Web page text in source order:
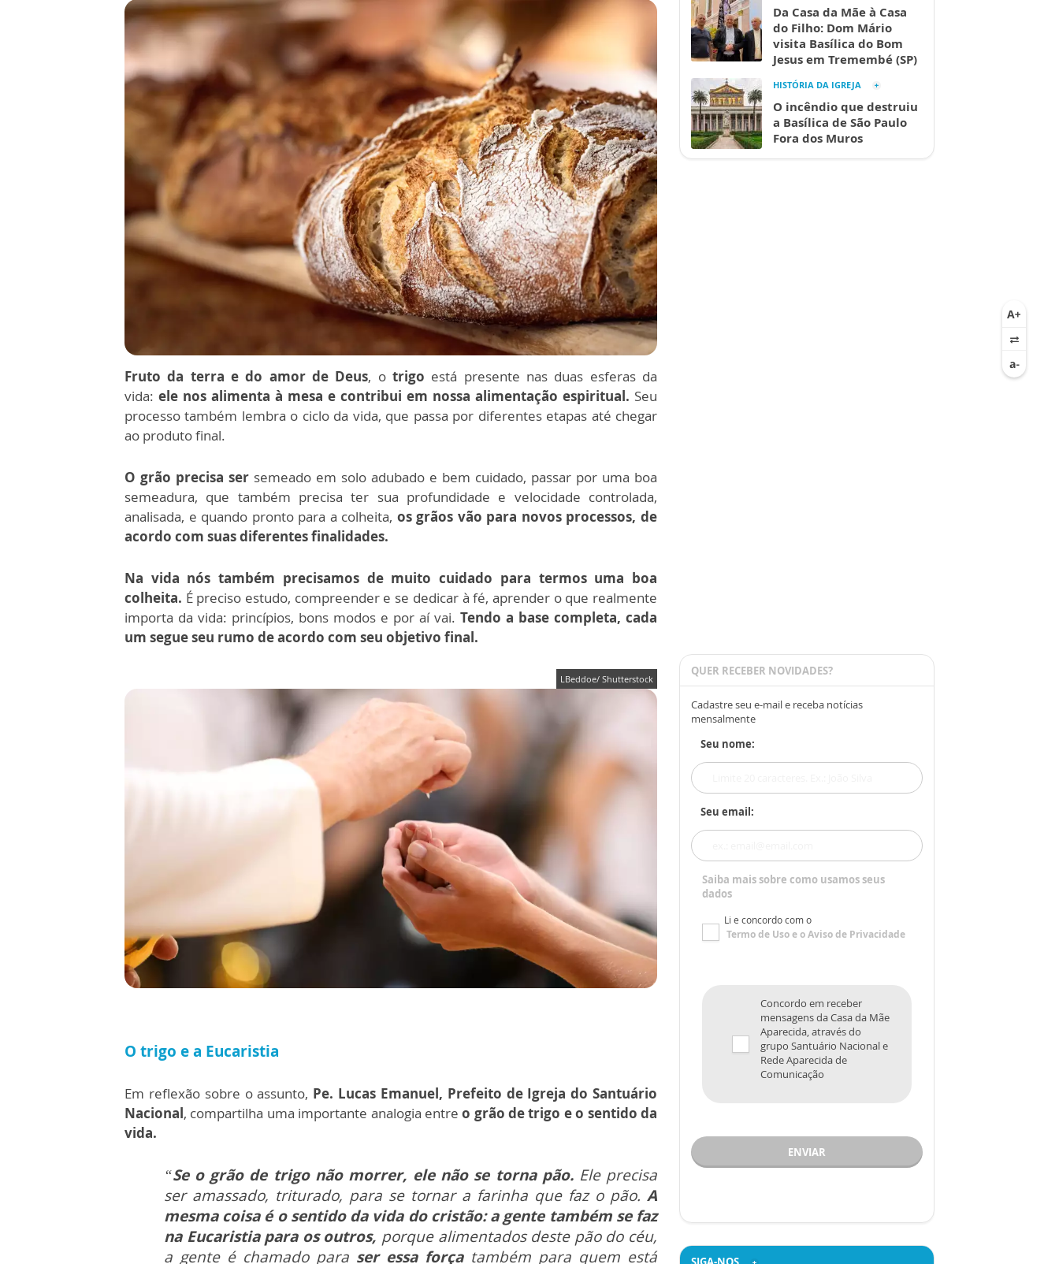
Fruto da terra e do amor de Deus, otrigo está presente nas duas esferas da
vida: ele nos alimenta à mesa e contribui em nossa alimentação espiritual. Seu
processo também lembra o ciclo da vida, que passa por diferentes etapas até chegar
ao produto final.
O grão precisa ser semeado em solo adubado e bem cuidado, passar por uma boa
semeadura, que também precisa ter sua profundidade e velocidade controlada,
analisada, e quando pronto para a colheita, os grãos vão para novos processos, de
acordo com suas diferentes finalidades.
Na vida nós também precisamos de muito cuidado para termos uma boa
colheita. É preciso estudo, compreender e se dedicar à fé, aprender o que realmente
importa da vida: princípios, bons modos e por aí vai. Tendo a base completa, cada
um segue seu rumo de acordo com seu objetivo final.
LBeddoe/ Shutterstock
O trigo e a Eucaristia
Em reflexão sobre o assunto, Pe. Lucas Emanuel, Prefeito de Igreja do Santuário
Nacional, compartilha uma importante analogia entreo grão de trigo e o sentido da
vida.
“Se o grão de trigo não morrer, ele não se torna pão. Ele precisa
ser amassado, triturado, para se tornar a farinha que faz o pão. A
mesma coisa é o sentido da vida do cristão: a gente também se faz
na Eucaristia para os outros, porque alimentados deste pão do céu,
a gente é chamado para ser essa forçatambém para quem está
Da Casa da Mãe à Casa
do Filho: Dom Mário
visita Basílica do Bom
Jesus em Tremembé (SP)
HISTÓRIA DA IGREJA
O incêndio que destruiu
a Basílica de São Paulo
Fora dos Muros
QUER RECEBER NOVIDADES?
Cadastre seu e-mail e receba notícias
mensalmente
Seu nome:
Seu email:
Saiba mais sobre como usamos seus
dados
Li e concordo com o
Termo de Usoe oAviso de Privacidade
Concordo em receber
mensagens da Casa da Mãe
Aparecida, através do
grupo Santuário Nacional e
Rede Aparecida de
Comunicação
ENVIAR